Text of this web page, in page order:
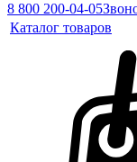
8 800 200-04-05
Каталог товаров